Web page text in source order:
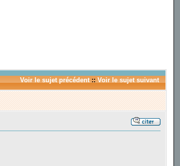
Voir le sujet précédent:: Voir le sujet suivant